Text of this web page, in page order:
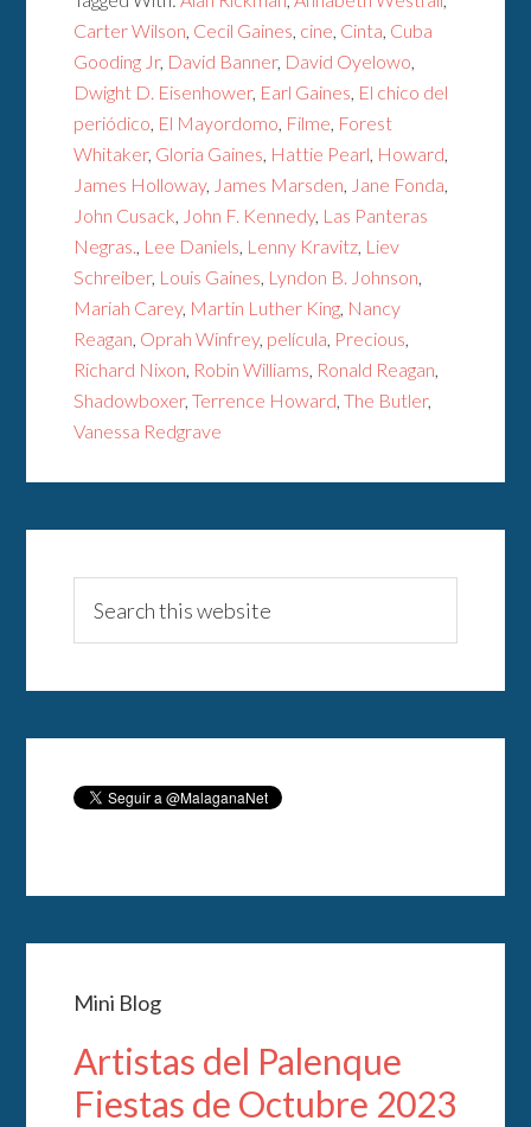
Carter Wilson, Cecil Gaines, cine, Cinta, Cuba
Gooding Jr, David Banner, David Oyelowo,
Dwight D. Eisenhower, Earl Gaines, El chico del
periódico, El Mayordomo, Filme, Forest
Whitaker, Gloria Gaines, Hattie Pearl, Howard,
James Holloway, James Marsden, Jane Fonda,
John Cusack, John F. Kennedy, Las Panteras
Negras., Lee Daniels, Lenny Kravitz, Liev
Schreiber, Louis Gaines, Lyndon B. Johnson,
Mariah Carey, Martin Luther King, Nancy
Reagan, Oprah Winfrey, película, Precious,
Richard Nixon, Robin Williams, Ronald Reagan,
Shadowboxer,Terrence Howard,The Butler,
Vanessa Redgrave
Mini Blog
Artistas del Palenque
Fiestas de Octubre 2023